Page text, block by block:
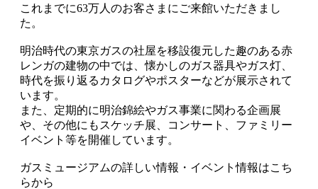
これまでに63万人のお客さまにご来館いただきまし
た。
明治時代の東京ガスの社屋を移設復元した趣のある赤
レンガの建物の中では、懐かしのガス器具やガス灯、
時代を振り返るカタログやポスターなどが展示されて
います。
また、定期的に明治錦絵やガス事業に関わる企画展
や、その他にもスケッチ展、コンサート、ファミリー
イベント等を開催しています。
ガスミュージアムの詳しい情報・イベント情報はこち
らから